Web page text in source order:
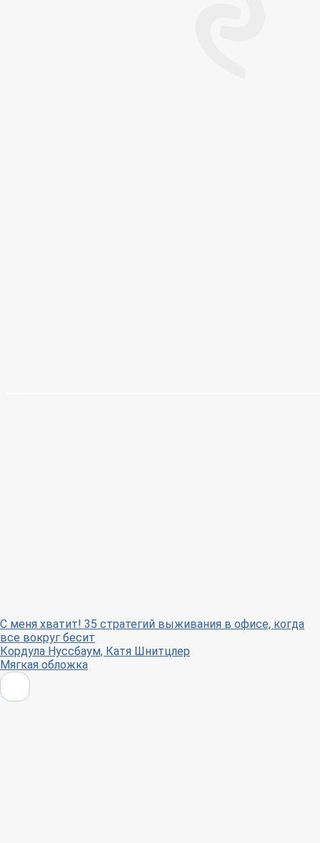
С меня хватит! 35 стратегий выживания в офисе, когда
все вокруг бесит
Кордула Нуссбаум, Катя Шнитцлер
Мягкая обложка